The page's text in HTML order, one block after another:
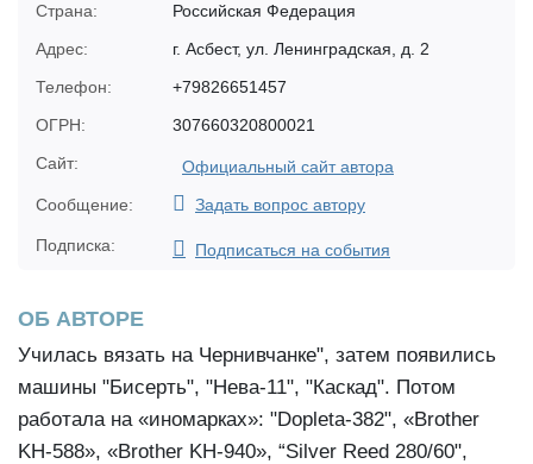
Страна:
Российская Федерация
Адрес:
г. Асбест, ул. Ленинградская, д. 2
Телефон:
+79826651457
ОГРН:
307660320800021
Сайт:
Официальный сайт автора
Сообщение:
Задать вопрос автору
Подписка: Подписаться на события
ОБ АВТОРЕ
Училась вязать на Чернивчанке", затем появились
машины "Бисерть", "Нева-11", "Каскад". Потом
работала на «иномарках»: "Dopleta-382", «Brother
KH-588», «Brother KH-940», “Silver Reed 280/60",